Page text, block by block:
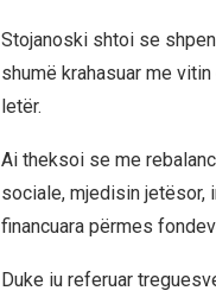
Stojanoski shtoi se
shumë krahasuar me
letër.
Ai theksoi se me
sociale, mjedisin jetësor,
financuara përmes
Duke iu referuar